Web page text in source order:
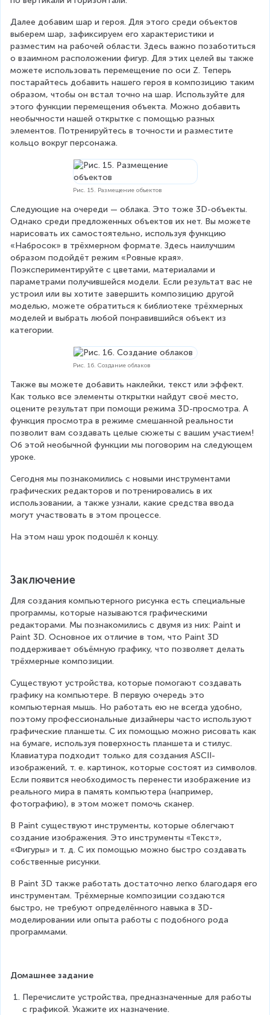
Далее добавим шар и героя. Для этого среди объектов
выберем шар, зафиксируем его характеристики и
разместим на рабочей области. Здесь важно позаботиться
о взаимном расположении фигур. Для этих целей вы также
можете использовать перемещение по оси Z. Теперь
постарайтесь добавить нашего героя в композицию таким
образом, чтобы он встал точно на шар. Используйте для
этого функции перемещения объекта. Можно добавить
необычности нашей открытке с помощью разных
элементов. Потренируйтесь в точности и разместите
кольцо вокруг персонажа.
Рис. 15. Размещение объектов
Следующие на очереди — облака. Это тоже 3D-объекты.
Однако среди предложенных объектов их нет. Вы можете
нарисовать их самостоятельно, используя функцию
«Набросок» в трёхмерном формате. Здесь наилучшим
образом подойдёт режим «Ровные края».
Поэкспериментируйте с цветами, материалами и
параметрами получившейся модели. Если результат вас не
устроил или вы хотите завершить композицию другой
моделью, можете обратиться к библиотеке трёхмерных
моделей и выбрать любой понравившийся объект из
категории.
Рис. 16. Создание облаков
Также вы можете добавить наклейки, текст или эффект.
Как только все элементы открытки найдут своё место,
оцените результат при помощи режима 3D-просмотра. А
функция просмотра в режиме смешанной реальности
позволит вам создавать целые сюжеты с вашим участием!
Об этой необычной функции мы поговорим на следующем
уроке.
Сегодня мы познакомились с новыми инструментами
графических редакторов и потренировались в их
использовании, а также узнали, какие средства ввода
могут участвовать в этом процессе.
На этом наш урок подошёл к концу.
Заключение
Для создания компьютерного рисунка есть специальные
программы, которые называются графическими
редакторами. Мы познакомились с двумя из них: Paint и
Paint 3D. Основное их отличие в том, что Paint 3D
поддерживает объёмную графику, что позволяет делать
трёхмерные композиции.
Существуют устройства, которые помогают создавать
графику на компьютере. В первую очередь это
компьютерная мышь. Но работать ею не всегда удобно,
поэтому профессиональные дизайнеры часто используют
графические планшеты. С их помощью можно рисовать как
на бумаге, используя поверхность планшета и стилус.
Клавиатура подходит только для создания ASCII-
изображений, т. е. картинок, которые состоят из символов.
Если появится необходимость перенести изображение из
реального мира в память компьютера (например,
фотографию), в этом может помочь сканер.
В Paint существуют инструменты, которые облегчают
создание изображения. Это инструменты «Текст»,
«Фигуры» и т. д. С их помощью можно быстро создавать
собственные рисунки.
В Paint 3D также работать достаточно легко благодаря его
инструментам. Трёхмерные композиции создаются
быстро, не требуют определённого навыка в 3D-
моделировании или опыта работы с подобного рода
программами.
Домашнее задание
Перечислите устройства, предназначенные для работы
с графикой. Укажите их назначение.